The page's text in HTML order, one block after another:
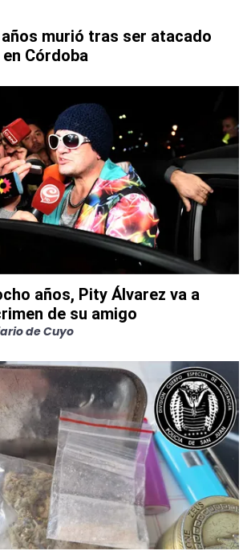
años murió tras ser atacado
Córdoba
años, Pity Álvarez va a
de su amigo
de Cuyo